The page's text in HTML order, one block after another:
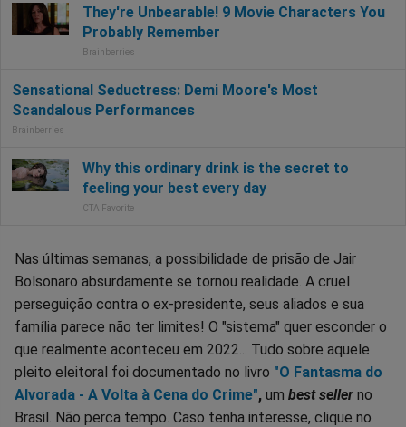
Nas últimas semanas, a possibilidade de prisão de Jair
Bolsonaro absurdamente se tornou realidade. A cruel
perseguição contra o ex-presidente, seus aliados e sua
família parece não ter limites! O "sistema" quer esconder o
que realmente aconteceu em 2022... Tudo sobre aquele
pleito eleitoral foi documentado no livro "O Fantasma do
Alvorada - A Volta à Cena do Crime", um best seller no
Brasil. Não perca tempo. Caso tenha interesse, clique no